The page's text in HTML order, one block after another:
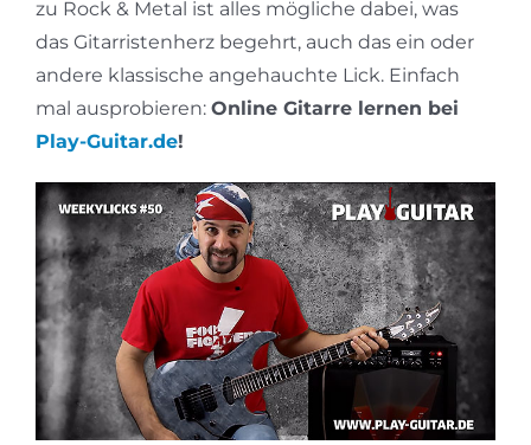
zu Rock & Metal ist alles mögliche dabei, was
das Gitarristenherz begehrt, auch das ein oder
andere klassische angehauchte Lick. Einfach
mal ausprobieren: Online Gitarre lernen bei
Play-Guitar.de!